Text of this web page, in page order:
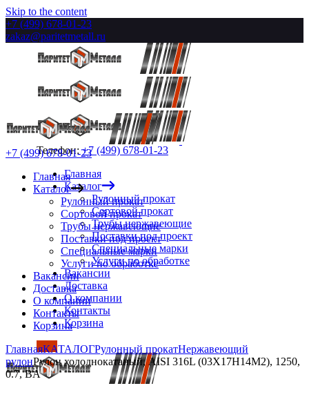
Skip to the content
+7 (499) 678-01-23
zakaz@paritetmetall.ru
Телефон:+7 (499) 678-01-23
Главная
Каталог
Рулонный прокат
Сортовой прокат
Трубы нержавеющие
Поставки под проект
Специальные марки
Услуги по обработке
Вакансии
Доставка
О компании
Контакты
Корзина
+7 (499) 678-01-23
Главная
Каталог
Рулонный прокат
Сортовой прокат
Трубы нержавеющие
Поставки под проект
Специальные марки
Услуги по обработке
Вакансии
Доставка
О компании
Контакты
Корзина
ГлавнаяКАТАЛОГРулонный прокатНержавеющий
рулонРулон холоднокатаный, AISI 316L (03Х17Н14М2), 1250,
0.7, BA